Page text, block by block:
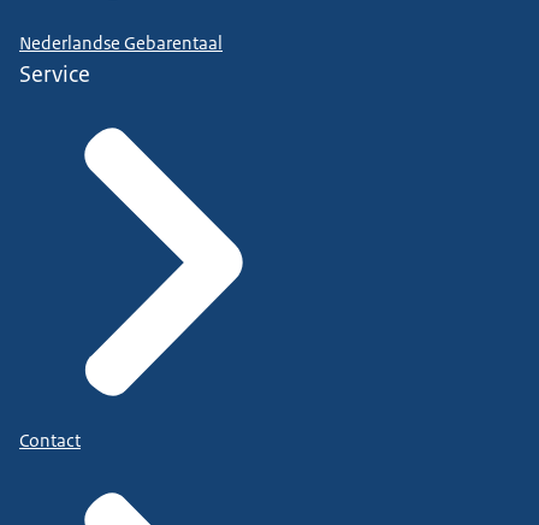
Nederlandse Gebarentaal
Service
Contact